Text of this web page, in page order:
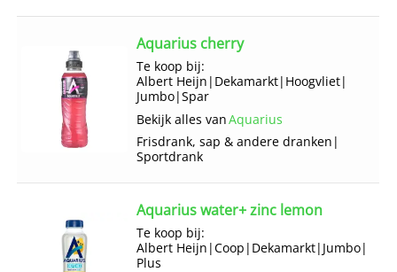
Aquarius cherry
Te koop bij:
Albert Heijn | Dekamarkt| Hoogvliet|
Jumbo|Spar
Bekijk alles vanAquarius
Frisdrank, sap & andere dranken |
Sportdrank
Aquarius water+ zinc lemon
Te koop bij:
Albert Heijn |Coop | Dekamarkt| Jumbo|
Plus